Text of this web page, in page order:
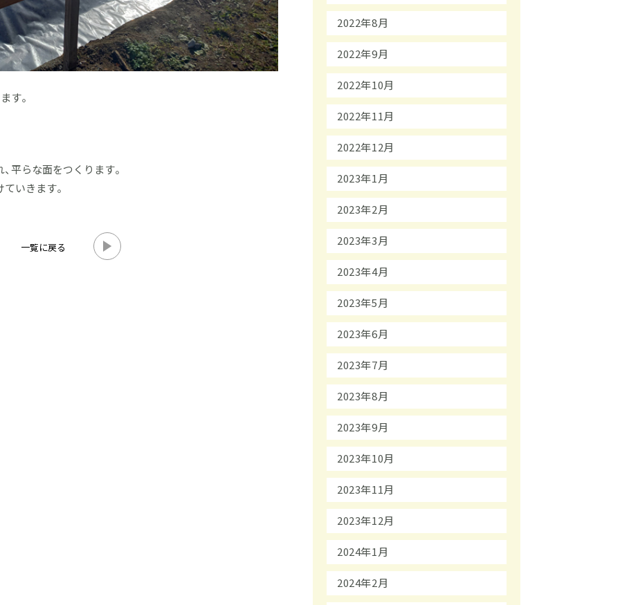
す。
平らな面をつくります。
いきます。
一覧に戻る
2022年8月
2022年9月
2022年10月
2022年11月
2022年12月
2023年1月
2023年2月
2023年3月
2023年4月
2023年5月
2023年6月
2023年7月
2023年8月
2023年9月
2023年10月
2023年11月
2023年12月
2024年1月
2024年2月